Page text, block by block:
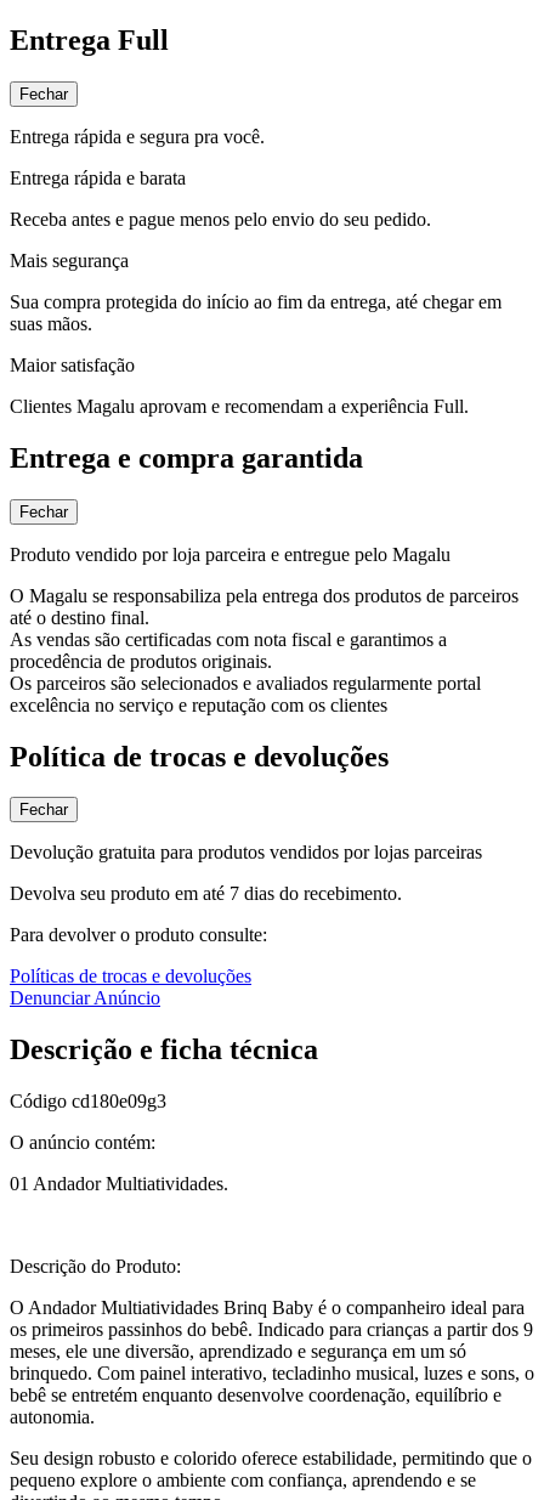
Entrega Full
Fechar
Entrega rápida e segura pra você.
Entrega rápida e barata
Receba antes e pague menos pelo envio do seu pedido.
Mais segurança
Sua compra protegida do início ao fim da entrega, até chegar em
suas mãos.
Maior satisfação
Clientes Magalu aprovam e recomendam a experiência Full.
Entrega e compra garantida
Fechar
Produto vendido por loja parceira e entregue pelo Magalu
O Magalu se responsabiliza pela entrega dos produtos de parceiros
até o destino final.
As vendas são certificadas com nota fiscal e garantimos a
procedência de produtos originais.
Os parceiros são selecionados e avaliados regularmente portal
excelência no serviço e reputação com os clientes
Política de trocas e devoluções
Fechar
Devolução gratuita para produtos vendidos por lojas parceiras
Devolva seu produto em até 7 dias do recebimento.
Para devolver o produto consulte:
Políticas de trocas e devoluções
Denunciar Anúncio
Descrição e ficha técnica
Código cd180e09g3
O anúncio contém:
01 Andador Multiatividades.
Descrição do Produto:
O Andador Multiatividades Brinq Baby é o companheiro ideal para
os primeiros passinhos do bebê. Indicado para crianças a partir dos 9
meses, ele une diversão, aprendizado e segurança em um só
brinquedo. Com painel interativo, tecladinho musical, luzes e sons, o
bebê se entretém enquanto desenvolve coordenação, equilíbrio e
autonomia.
Seu design robusto e colorido oferece estabilidade, permitindo que o
pequeno explore o ambiente com confiança, aprendendo e se